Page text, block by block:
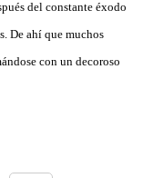
del constante éxodo
De ahí que muchos
con un decoroso